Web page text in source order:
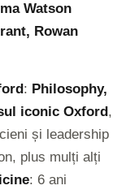
Watson
Rowan
: Philosophy,
iconic Oxford,
și leadership
plus mulți alți
: 6 ani